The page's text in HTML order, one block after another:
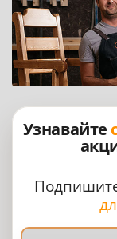
Узнавайте